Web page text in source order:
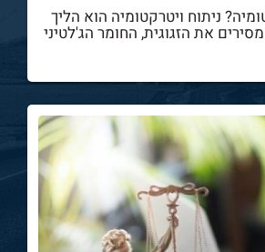
ניתוח ויטרקטומיה הוא הליך
מסירים את הזגוגית, החומר הג'לטיני